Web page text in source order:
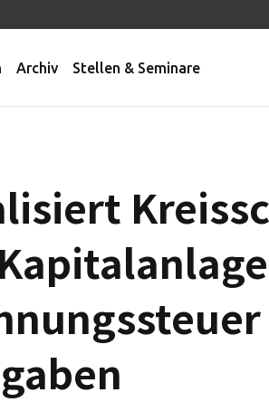
Archiv Stellen & Seminare